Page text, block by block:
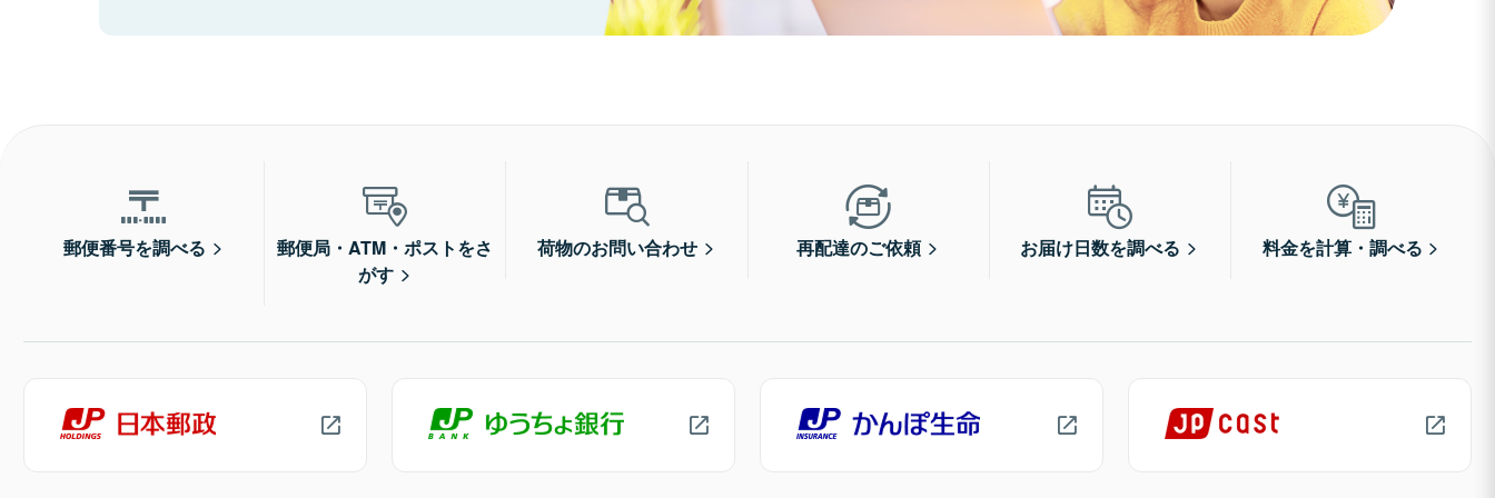
郵便番号を調べる
郵便局・ATM・ポストをさ
がす
荷物のお問い合わせ 再配達のご依頼 お届け日数を調べる 料金を計算・調べる